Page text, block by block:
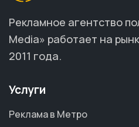
Рекламное агентство
Media» работает на
2011 года.
Услуги
Реклама в Метро